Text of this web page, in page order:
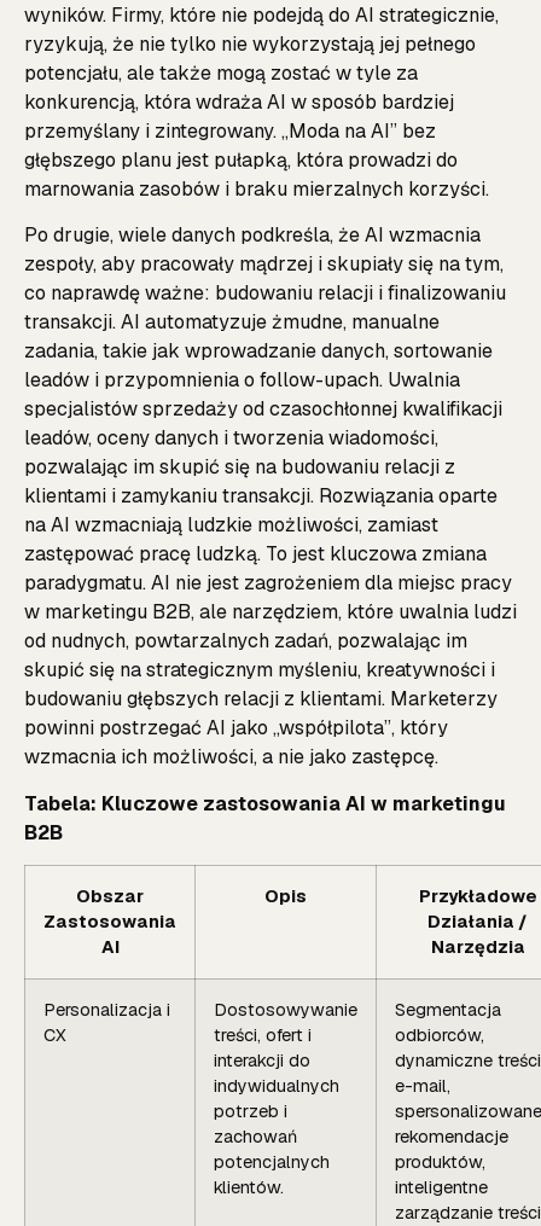
wyników. Firmy, które nie podejdą do AI strategicznie,
ryzykują, że nie tylko nie wykorzystają jej pełnego
potencjału, ale także mogą zostać w tyle za
konkurencją, która wdraża AI w sposób bardziej
przemyślany i zintegrowany. „Moda na AI” bez
głębszego planu jest pułapką, która prowadzi do
marnowania zasobów i braku mierzalnych korzyści.
Po drugie, wiele danych podkreśla, że AI wzmacnia
zespoły, aby pracowały mądrzej i skupiały się na tym,
co naprawdę ważne: budowaniu relacji i finalizowaniu
transakcji. AI automatyzuje żmudne, manualne
zadania, takie jak wprowadzanie danych, sortowanie
leadów i przypomnienia o follow-upach. Uwalnia
specjalistów sprzedaży od czasochłonnej kwalifikacji
leadów, oceny danych i tworzenia wiadomości,
pozwalając im skupić się na budowaniu relacji z
klientami i zamykaniu transakcji. Rozwiązania oparte
na AI wzmacniają ludzkie możliwości, zamiast
zastępować pracę ludzką. To jest kluczowa zmiana
paradygmatu. AI nie jest zagrożeniem dla miejsc pracy
w marketingu B2B, ale narzędziem, które uwalnia ludzi
od nudnych, powtarzalnych zadań, pozwalając im
skupić się na strategicznym myśleniu, kreatywności i
budowaniu głębszych relacji z klientami. Marketerzy
powinni postrzegać AI jako „współpilota”, który
wzmacnia ich możliwości, a nie jako zastępcę.
Tabela: Kluczowe zastosowania AI w marketingu
B2B
Obszar
Zastosowania
AI
Opis
Przykładowe
Działania /
Narzędzia
Personalizacja i
CX
Dostosowywanie
treści, ofert i
interakcji do
indywidualnych
potrzeb i
zachowań
potencjalnych
klientów.
Segmentacja
odbiorców,
dynamiczne treści
e-mail,
spersonalizowane
rekomendacje
produktów,
inteligentne
zarządzanie